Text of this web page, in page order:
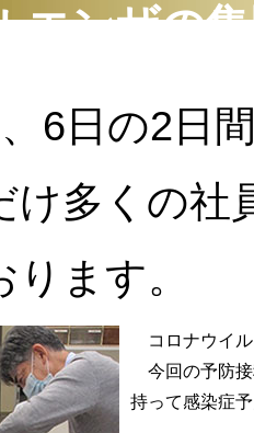
エンザの
6日の2日
多くの社
ます。
コロナウイル
今回の予防接
持って感染症